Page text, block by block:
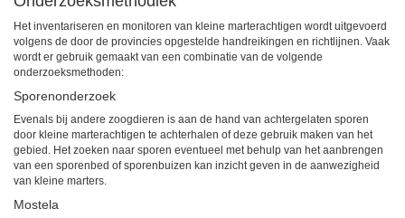
Het inventariseren en monitoren van kleine marterachtigen wordt uitgevoerd
volgens de door de provincies opgestelde handreikingen en richtlijnen. Vaak
wordt er gebruik gemaakt van een combinatie van de volgende
onderzoeksmethoden:
Sporenonderzoek
Evenals bij andere zoogdieren is aan de hand van achtergelaten sporen
door kleine marterachtigen te achterhalen of deze gebruik maken van het
gebied. Het zoeken naar sporen eventueel met behulp van het aanbrengen
van een sporenbed of sporenbuizen kan inzicht geven in de aanwezigheid
van kleine marters.
Mostela